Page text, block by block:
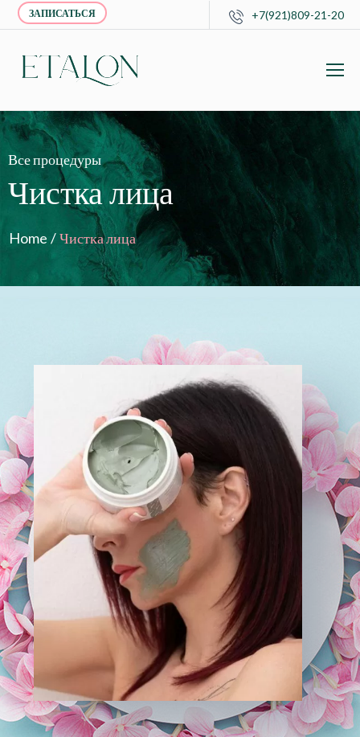
ЗАПИСАТЬСЯ +7(921)809-21-20
Все процедуры
Чистка лица
Home /Чистка лица